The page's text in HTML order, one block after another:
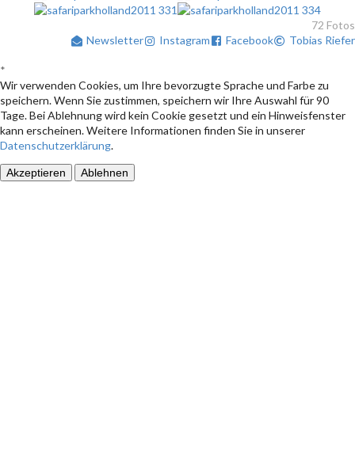
72 Fotos
Newsletter
Instagram Facebook Tobias Riefer
*
Wir verwenden Cookies, um Ihre bevorzugte Sprache und Farbe zu
speichern. Wenn Sie zustimmen, speichern wir Ihre Auswahl für 90
Tage. Bei Ablehnung wird kein Cookie gesetzt und ein Hinweisfenster
kann erscheinen. Weitere Informationen finden Sie in unserer
Datenschutzerklärung.
Akzeptieren Ablehnen